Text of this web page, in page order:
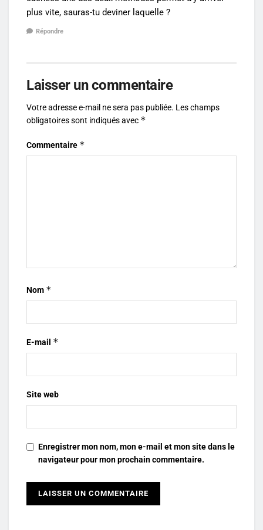
plus vite, sauras-tu deviner laquelle ?
Répondre
Laisser un commentaire
Votre adresse e-mail ne sera pas publiée. Les champs
obligatoires sont indiqués avec *
Commentaire *
Nom *
E-mail *
Site web
Enregistrer mon nom, mon e-mail et mon site dans le
navigateur pour mon prochain commentaire.